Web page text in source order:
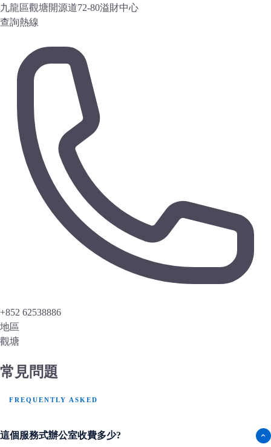
九龍區觀塘開源道72-80溢財中心
查詢熱線
+852 62538886
地區
觀塘
常見問題
FREQUENTLY ASKED
這個服務式辦公室收費多少?